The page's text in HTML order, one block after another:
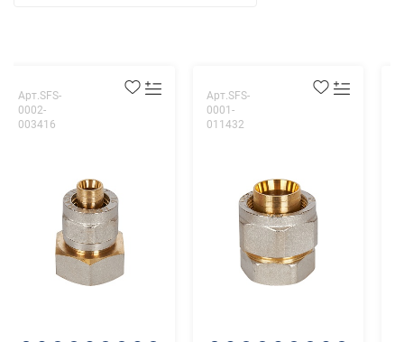
Арт.SFS-
0002-
003416
Арт.SFS-
0001-
011432